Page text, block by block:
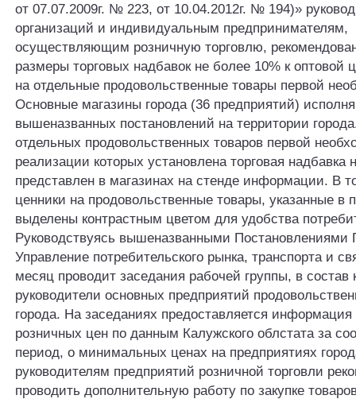
от 07.07.2009г. № 223, от 10.04.2012г. № 194)»
организаций и индивидуальным предпринимателям,
осуществляющим розничную торговлю,
размеры торговых надбавок не более 10% к оптовой
на отдельные продовольственные товары первой
Основные магазины города (36 предприятий)
вышеназванных постановлений на территории
отдельных продовольственных товаров первой
реализации которых установлена торговая надбавка
представлен в магазинах на стенде информации. В
ценники на продовольственные товары, указанные в
выделены контрастным цветом для удобства
Руководствуясь вышеназванными Постановлениями
Управление потребительского рынка, транспорта и
месяц проводит заседания рабочей группы, в состав
руководители основных предприятий
города. На заседаниях предоставляется
розничных цен по данным Калужского облстата за
период, о минимальных ценах на предприятиях
руководителям предприятий розничной торговли
проводить дополнительную работу по закупке